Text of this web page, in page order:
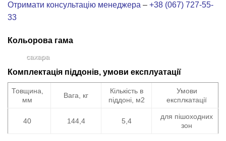
Отримати консультацію менеджера – +38 (067) 727-55-
33
Кольорова гама
сахара
Комплектація піддонів, умови експлуатації
Товщина,
мм
Вага, кг
Кількість в
піддоні, м2
Умови
експлкатації
40 144,4 5,4
для пішоходних
зон